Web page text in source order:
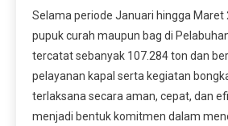
Selama periode Januari hingga
pupuk curah maupun bag di
tercatat sebanyak 107.284 ton dan
pelayanan kapal serta kegiatan
terlaksana secara aman, cepat, dan
menjadi bentuk komitmen dalam